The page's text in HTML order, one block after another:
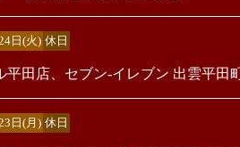
日(火) 休日
平田店、セブン‐イレブン 出雲平田
日(月) 休日